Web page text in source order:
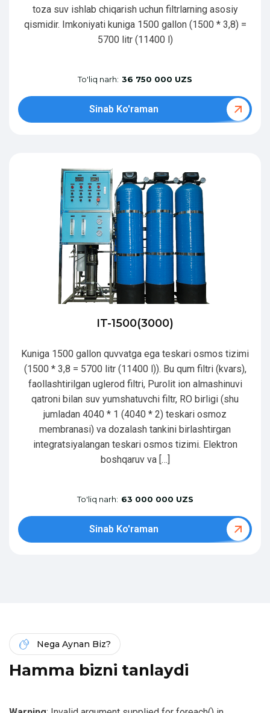
toza suv ishlab chiqarish uchun filtrlarning asosiy
qismidir. Imkoniyati kuniga 1500 gallon (1500 * 3,8) =
5700 litr (11400 l)
To'liq narh: 36 750 000 UZS
Sinab Ko'raman
IT-1500(3000)
Kuniga 1500 gallon quvvatga ega teskari osmos tizimi
(1500 * 3,8 = 5700 litr (11400 l)). Bu qum filtri (kvars),
faollashtirilgan uglerod filtri, Purolit ion almashinuvi
qatroni bilan suv yumshatuvchi filtr, RO birligi (shu
jumladan 4040 * 1 (4040 * 2) teskari osmoz
membranasi) va dozalash tankini birlashtirgan
integratsiyalangan teskari osmos tizimi. Elektron
boshqaruv va […]
To'liq narh: 63 000 000 UZS
Sinab Ko'raman
Nega Aynan Biz?
Hamma bizni tanlaydi